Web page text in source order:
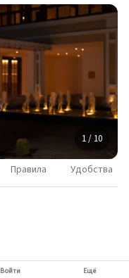
1 / 10
Правила Удобства
Войти Ещё